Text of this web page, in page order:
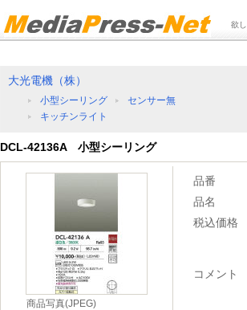
欲
大光電機（株）
小型シーリング
センサー無
キッチンライト
DCL-42136A 小型シーリング
商品写真(JPEG)
品番
品名
税込価格
コメント